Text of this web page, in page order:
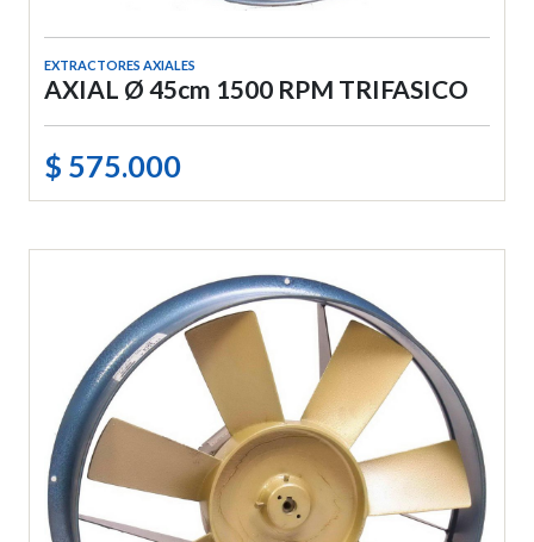
EXTRACTORES AXIALES
AXIAL Ø 45cm 1500 RPM TRIFASICO
$ 575.000